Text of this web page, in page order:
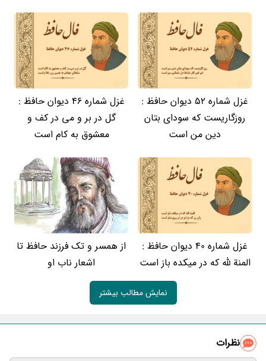
غزل شماره 52 دیوان حافظ :
روزگاریست که سودای بتان
دین من است
غزل شماره 46 دیوان حافظ :
گل در بر و می در کف و
معشوق به کام است
غزل شماره 40 دیوان حافظ :
المنة لله که در میکده باز است
از همسر و تک فرزند حافظ تا
اشعار ناب او
نمایش مطالب بیشتر
نظرات